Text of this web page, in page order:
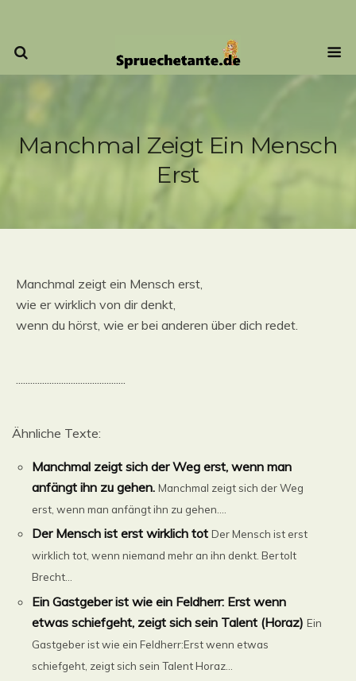
Manchmal Zeigt Ein Mensch
Erst
Manchmal zeigt ein Mensch erst,
wie er wirklich von dir denkt,
wenn du hörst, wie er bei anderen über dich redet.
..............................................
Ähnliche Texte:
Manchmal zeigt sich der Weg erst, wenn man
anfängt ihn zu gehen. Manchmal zeigt sich der Weg
erst, wenn man anfängt ihn zu gehen....
Der Mensch ist erst wirklich tot Der Mensch ist erst
wirklich tot, wenn niemand mehr an ihn denkt. Bertolt
Brecht...
Ein Gastgeber ist wie ein Feldherr: Erst wenn
etwas schiefgeht, zeigt sich sein Talent (Horaz) Ein
Gastgeber ist wie ein Feldherr:Erst wenn etwas
schiefgeht, zeigt sich sein Talent Horaz...